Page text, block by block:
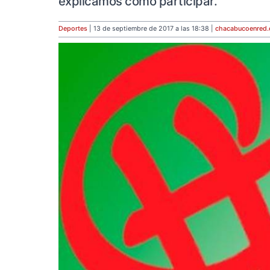
Deportes | 13 de septiembre de 2017 a las 18:38 | chacabucoenred